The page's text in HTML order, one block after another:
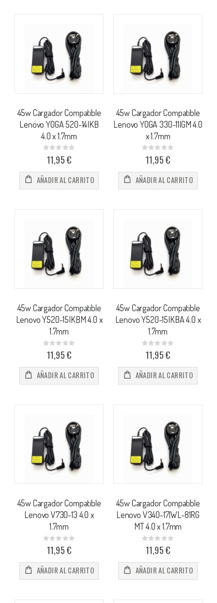
45w Cargador Compatible
Lenovo YOGA 520-14IKB
4.0 x 1.7mm
Rating:
0%11,95 €
AÑADIR AL CARRITO
45w Cargador Compatible
Lenovo YOGA 330-11IGM 4.0
x 1.7mm
Rating:
0%11,95 €
AÑADIR AL CARRITO
45w Cargador Compatible
Lenovo Y520-15IKBM 4.0 x
1.7mm
Rating:
0%11,95 €
AÑADIR AL CARRITO
45w Cargador Compatible
Lenovo Y520-15IKBA 4.0 x
1.7mm
Rating:
0%11,95 €
AÑADIR AL CARRITO
45w Cargador Compatible
Lenovo V730-13 4.0 x
1.7mm
Rating:
0%11,95 €
AÑADIR AL CARRITO
45w Cargador Compatible
Lenovo V340-17IWL-81RG
MT 4.0 x 1.7mm
Rating:
0%11,95 €
AÑADIR AL CARRITO